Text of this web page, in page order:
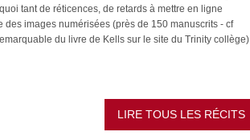
tant de réticences, de retards à mettre en ligne
des images numérisées (près de 150 manuscrits - cf
du livre de Kells sur le site du Trinity collège)
LIRE TOUS LES RÉCITS